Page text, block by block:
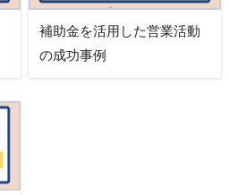
補助金を活用した営業活動
の成功事例